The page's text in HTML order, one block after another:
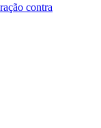
contra